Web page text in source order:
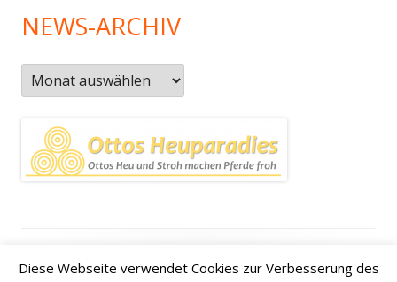
NEWS-ARCHIV
News-
Archiv
Inhalt
Datenschutzerklärung Kontakt | Impressum
Anfahrt /
Diese Webseite verwendet Cookies zur Verbesserung des